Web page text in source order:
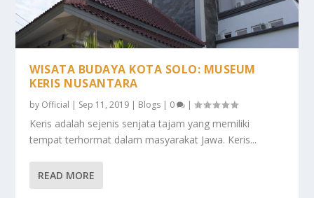
WISATA BUDAYA KOTA SOLO: MUSEUM
KERIS NUSANTARA
by Official | Sep 11, 2019 | Blogs | 0 |
Keris adalah sejenis senjata tajam yang memiliki
tempat terhormat dalam masyarakat Jawa. Keris...
READ MORE